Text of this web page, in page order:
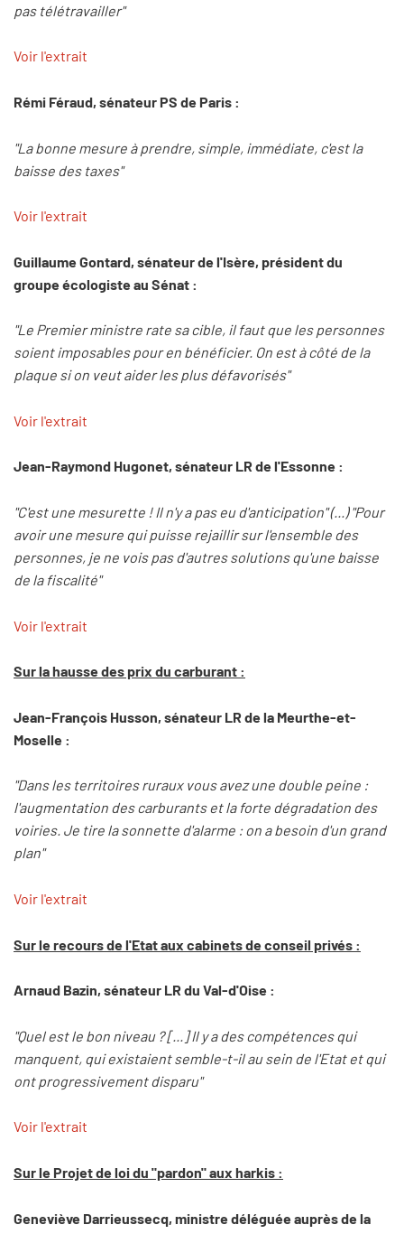
pas télétravailler"
Voir l'extrait
Rémi Féraud, sénateur PS de Paris :
"La bonne mesure à prendre, simple, immédiate, c'est la
baisse des taxes"
Voir l'extrait
Guillaume Gontard, sénateur de l'Isère, président du
groupe écologiste au Sénat :
"Le Premier ministre rate sa cible, il faut que les personnes
soient imposables pour en bénéficier. On est à côté de la
plaque si on veut aider les plus défavorisés"
Voir l'extrait
Jean-Raymond Hugonet, sénateur LR de l'Essonne :
"C'est une mesurette ! Il n'y a pas eu d'anticipation" (...) "Pour
avoir une mesure qui puisse rejaillir sur l'ensemble des
personnes, je ne vois pas d'autres solutions qu'une baisse
de la fiscalité"
Voir l'extrait
Sur la hausse des prix du carburant :
Jean-François Husson, sénateur LR de la Meurthe-et-
Moselle :
"Dans les territoires ruraux vous avez une double peine :
l'augmentation des carburants et la forte dégradation des
voiries. Je tire la sonnette d'alarme : on a besoin d'un grand
plan"
Voir l'extrait
Sur le recours de l'Etat aux cabinets de conseil privés :
Arnaud Bazin, sénateur LR du Val-d'Oise :
"Quel est le bon niveau ? [...] Il y a des compétences qui
manquent, qui existaient semble-t-il au sein de l'Etat et qui
ont progressivement disparu"
Voir l'extrait
Sur le Projet de loi du "pardon" aux harkis :
Geneviève Darrieussecq, ministre déléguée auprès de la